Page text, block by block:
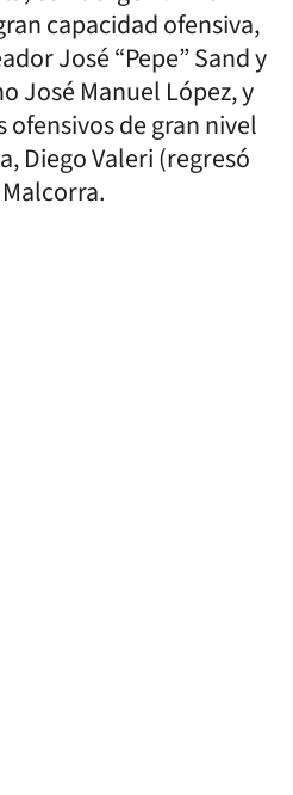
capacidad ofensiva,
José “Pepe” Sand y
José Manuel López, y
de gran nivel
Diego Valeri (regresó